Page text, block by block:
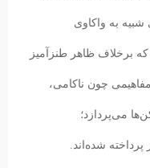
شبیه به واکاوی
برخلاف ظاهر طنزآمیز
چون ناکامی،
می‌پردازد؛
شده‌اند.